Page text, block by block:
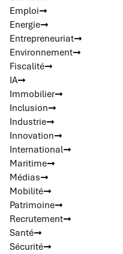
Emploi
Energie
Entrepreneuriat
Environnement
Fiscalité
IA
Immobilier
Inclusion
Industrie
Innovation
International
Maritime
Médias
Mobilité
Patrimoine
Recrutement
Santé
Sécurité